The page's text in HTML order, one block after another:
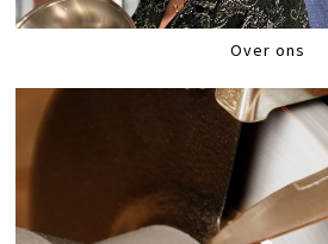
Over ons